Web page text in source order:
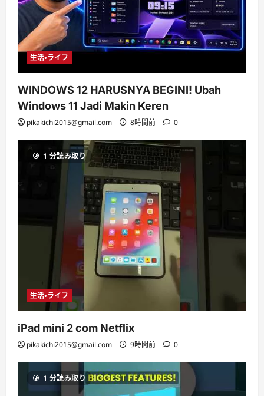
生活・ライフ
WINDOWS 12 HARUSNYA BEGINI! Ubah
Windows 11 Jadi Makin Keren
pikakichi2015@gmail.com 8時間前 0
1 分読み取り
生活・ライフ
iPad mini 2 com Netflix
pikakichi2015@gmail.com 9時間前 0
1 分読み取り